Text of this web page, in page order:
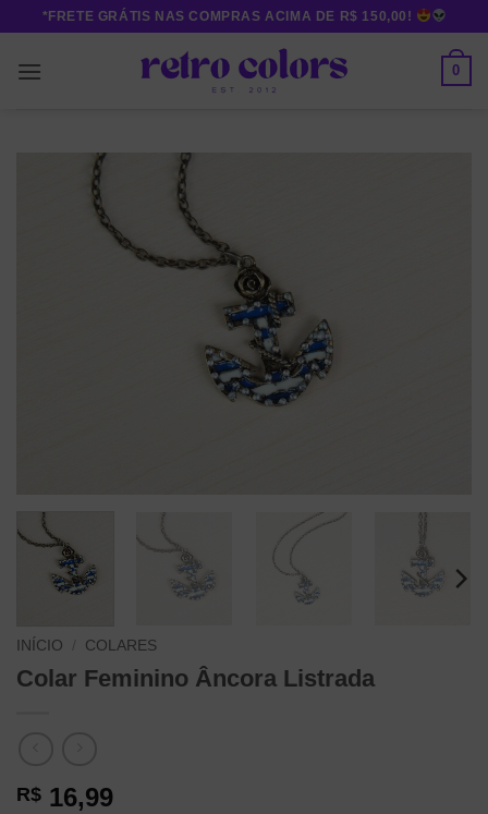
content
*FRETE GRÁTIS NAS COMPRAS ACIMA DE R$ 150,00!
0
INÍCIO COLARES
Colar Feminino Âncora Listrada
R$ 16,99